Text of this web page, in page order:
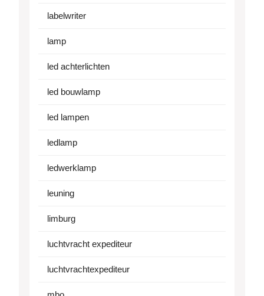
labelwriter
lamp
led achterlichten
led bouwlamp
led lampen
ledlamp
ledwerklamp
leuning
limburg
luchtvracht expediteur
luchtvrachtexpediteur